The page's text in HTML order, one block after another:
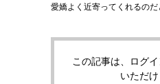
愛嬌よく近寄ってくれるのだ
この記事は、ログ
いただけ